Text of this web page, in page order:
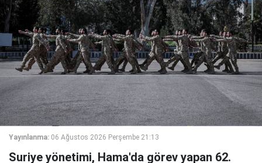
Yayınlanma: 06 Ağustos 2026 Perşembe 21:13
Suriye yönetimi, Hama'da görev yapan 62.